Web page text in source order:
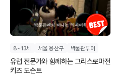
8~13세 서울 용산구 박물관투어
유럽 전문가와 함께하는 그리스로마전
키즈 도슨트